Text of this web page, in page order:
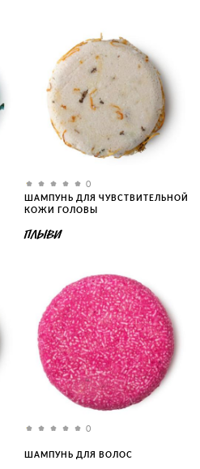
0
ШАМПУНЬ ДЛЯ ЧУВСТВИТЕЛЬНОЙ
КОЖИ ГОЛОВЫ
ПЛЫВИ
0
ШАМПУНЬ ДЛЯ ВОЛОС